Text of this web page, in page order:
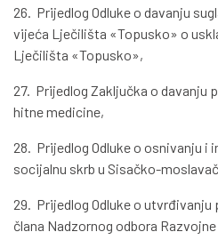
26. Prijedlog Odluke o davanju
vijeća Lječilišta «Topusko» o
Lječilišta «Topusko»,
27. Prijedlog Zaključka o davanju
hitne medicine,
28. Prijedlog Odluke o osnivanju i
socijalnu skrb u Sisačko-
29. Prijedlog Odluke o
člana Nadzornog odbora